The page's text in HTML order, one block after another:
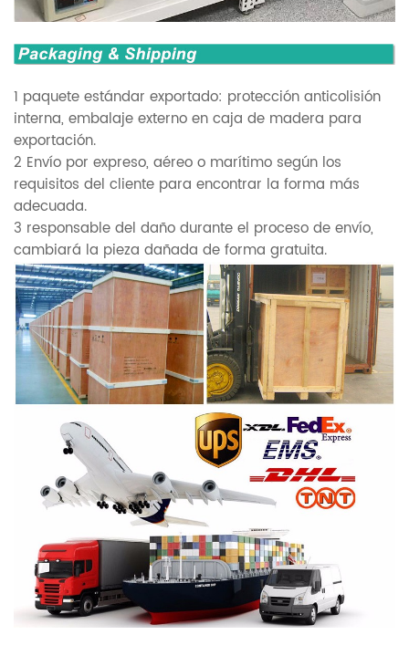
1 paquete estándar exportado: protección anticolisión
interna, embalaje externo en caja de madera para
exportación.
2 Envío por expreso, aéreo o marítimo según los
requisitos del cliente para encontrar la forma más
adecuada.
3 responsable del daño durante el proceso de envío,
cambiará la pieza dañada de forma gratuita.